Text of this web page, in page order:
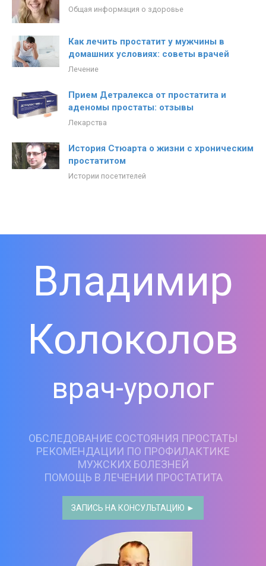
Общая информация о здоровье
Как лечить простатит у мужчины в
домашних условиях: советы врачей
Лечение
Прием Детралекса от простатита и
аденомы простаты: отзывы
Лекарства
История Стюарта о жизни с хроническим
простатитом
Истории посетителей
Владимир
Колоколов
врач-уролог
ОБСЛЕДОВАНИЕ СОСТОЯНИЯ ПРОСТАТЫ
РЕКОМЕНДАЦИИ ПО ПРОФИЛАКТИКЕ
МУЖСКИХ БОЛЕЗНЕЙ
ПОМОЩЬ В ЛЕЧЕНИИ ПРОСТАТИТА
ЗАПИСЬ НА КОНСУЛЬТАЦИЮ ►